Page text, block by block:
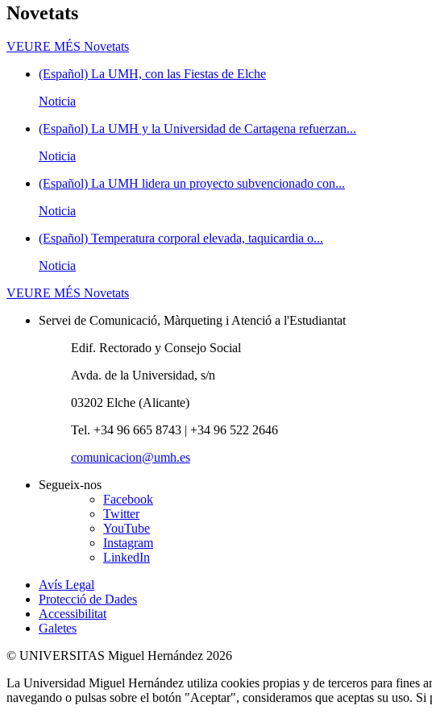
Novetats
VEURE MÉS Novetats
(Español) La UMH, con las Fiestas de Elche
Noticia
(Español) La UMH y la Universidad de Cartagena refuerzan...
Noticia
(Español) La UMH lidera un proyecto subvencionado con...
Noticia
(Español) Temperatura corporal elevada, taquicardia o...
Noticia
VEURE MÉS Novetats
Servei de Comunicació, Màrqueting i Atenció a l'Estudiantat
Edif. Rectorado y Consejo Social
Avda. de la Universidad, s/n
03202 Elche (Alicante)
Tel. +34 96 665 8743 | +34 96 522 2646
comunicacion@umh.es
Segueix-nos
Facebook
Twitter
YouTube
Instagram
LinkedIn
Avís Legal
Protecció de Dades
Accessibilitat
Galetes
© UNIVERSITAS Miguel Hernández 2026
La Universidad Miguel Hernández utiliza cookies propias y de terceros para fines
navegando o pulsas sobre el botón "Aceptar", consideramos que aceptas su uso.